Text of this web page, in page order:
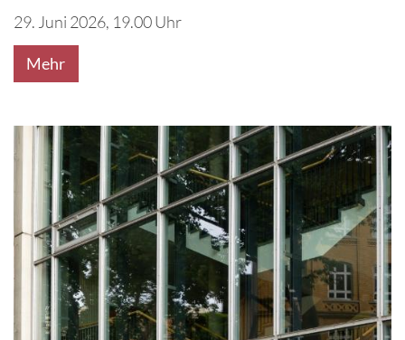
29. Juni 2026, 19.00 Uhr
Mehr